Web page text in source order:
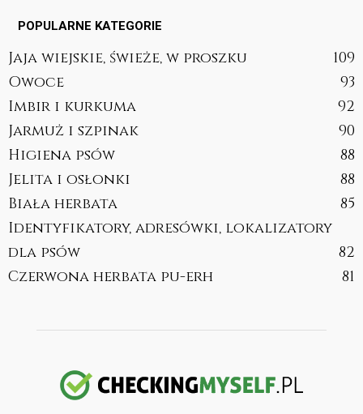
POPULARNE KATEGORIE
Jaja wiejskie, świeże, w proszku
109
Owoce
93
Imbir i kurkuma
92
Jarmuż i szpinak
90
Higiena psów
88
Jelita i osłonki
88
Biała herbata
85
Identyfikatory, adresówki, lokalizatory
dla psów
82
Czerwona herbata pu-erh
81